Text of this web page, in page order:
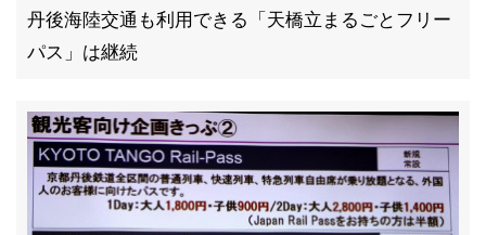
丹後海陸交通も利用できる「天橋立まるごとフリー
パス」は継続